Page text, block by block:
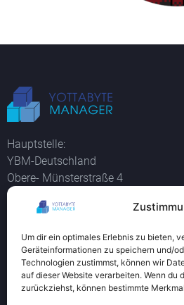
Um dir ein optimales Erlebnis zu bieten,
Geräteinformationen zu speichern und/
Technologien zustimmst, können wir
auf dieser Website verarbeiten. Wenn
zurückziehst, können bestimmte
Hauptstelle:
YBM-Deutschland
Obere- Münsterstraße 4
44575 Castrop-Rauxel
YBM-Deutschland
Westring 212
44579 Castrop-Rauxel